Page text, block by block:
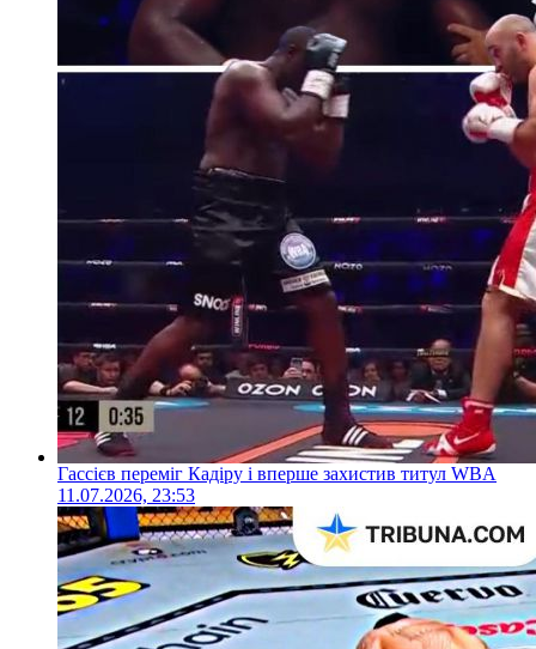
Гассієв переміг Кадіру і вперше захистив титул WBA
11.07.2026, 23:53